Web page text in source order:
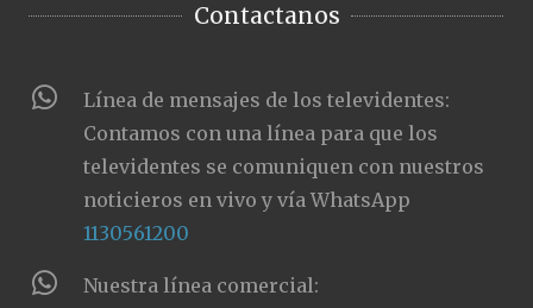
Contactanos
Línea de mensajes de los televidentes:
Contamos con una línea para que los
televidentes se comuniquen con nuestros
noticieros en vivo y vía WhatsApp
1130561200
Nuestra línea comercial: